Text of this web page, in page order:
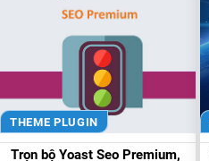
THEME PLUGIN
Trọn bộ Yoast Seo Premium,